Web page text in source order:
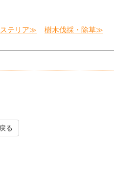
テリア≫ 樹木伐採・除草≫
る